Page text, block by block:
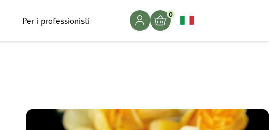
Per i professionisti
0